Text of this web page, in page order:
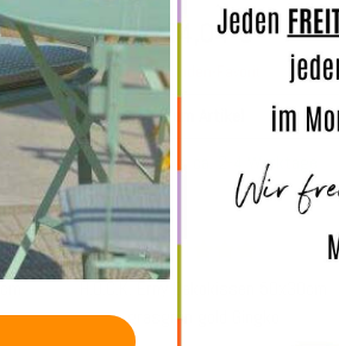
ab24,04 €*
Kunden-Favorit
Zum Artikel
Lieferzeit: ca. 2-4 Werktage
grasgrün gold Gingko